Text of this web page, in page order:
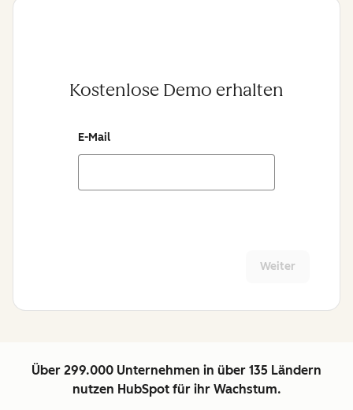
Kostenlose Demo erhalten
E-Mail
Weiter
Über 299.000 Unternehmen in über 135 Ländern
nutzen HubSpot für ihr Wachstum.